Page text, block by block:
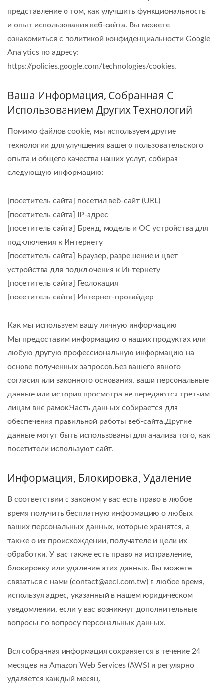
представление о том, как улучшить функциональность
и опыт использования веб-сайта. Вы можете
ознакомиться с политикой конфиденциальности Google
Analytics по адресу:
https://policies.google.com/technologies/cookies.
Ваша Информация, Собранная С
Использованием Других Технологий
Помимо файлов cookie, мы используем другие
технологии для улучшения вашего пользовательского
опыта и общего качества наших услуг, собирая
следующую информацию:
[посетитель сайта] посетил веб-сайт (URL)
[посетитель сайта] IP-адрес
[посетитель сайта] Бренд, модель и ОС устройства для
подключения к Интернету
[посетитель сайта] Браузер, разрешение и цвет
устройства для подключения к Интернету
[посетитель сайта] Геолокация
[посетитель сайта] Интернет-провайдер
Как мы используем вашу личную информацию
Мы предоставим информацию о наших продуктах или
любую другую профессиональную информацию на
основе полученных запросов.Без вашего явного
согласия или законного основания, ваши персональные
данные или история просмотра не передаются третьим
лицам вне рамок.Часть данных собирается для
обеспечения правильной работы веб-сайта.Другие
данные могут быть использованы для анализа того, как
посетители используют сайт.
Информация, Блокировка, Удаление
В соответствии с законом у вас есть право в любое
время получить бесплатную информацию о любых
ваших персональных данных, которые хранятся, а
также о их происхождении, получателе и цели их
обработки. У вас также есть право на исправление,
блокировку или удаление этих данных. Вы можете
связаться с нами (contact@aecl.com.tw) в любое время,
используя адрес, указанный в нашем юридическом
уведомлении, если у вас возникнут дополнительные
вопросы по вопросу персональных данных.
Вся собранная информация сохраняется в течение 24
месяцев на Amazon Web Services (AWS) и регулярно
удаляется каждый месяц.